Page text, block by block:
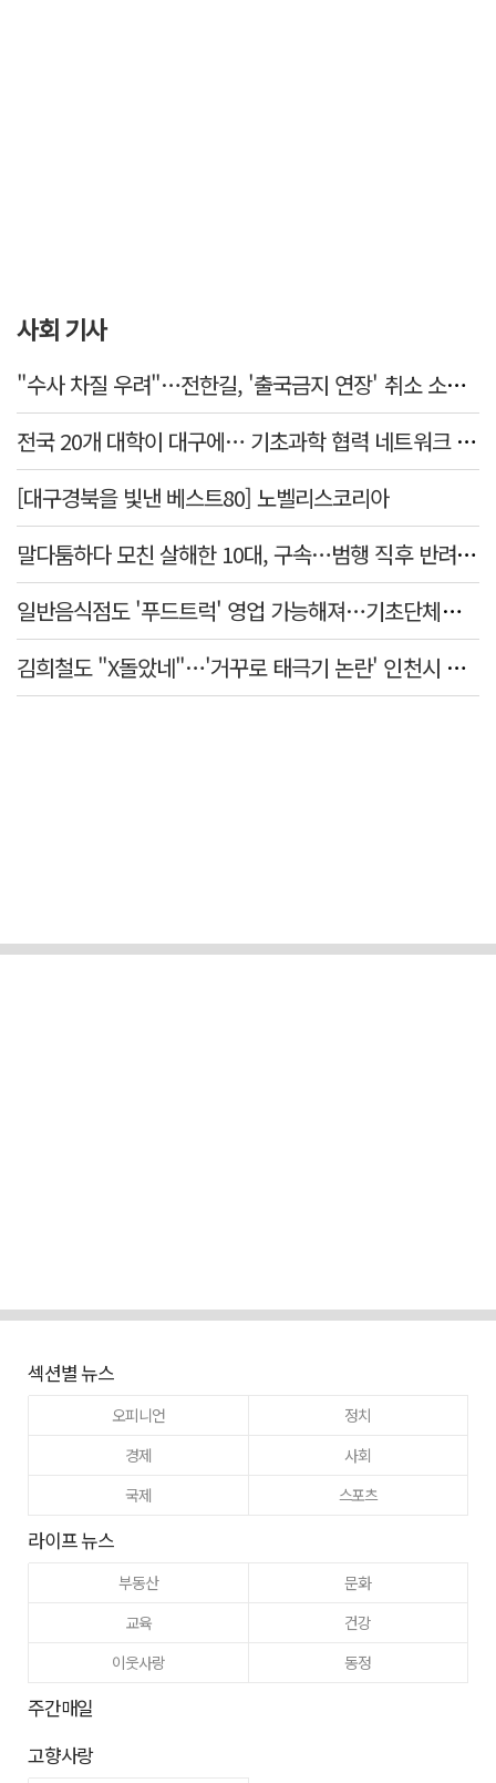
사회 기사
"수사 차질 우려"…전한길, '출국금지 연장' 취소 소송 패소
전국 20개 대학이 대구에… 기초과학 협력 네트워크 출범하다
[대구경북을 빛낸 베스트80] 노벨리스코리아
말다툼하다 모친 살해한 10대, 구속…범행 직후 반려견도 죽여
일반음식점도 '푸드트럭' 영업 가능해져…기초단체별 조례 개정 움직임
김희철도 "X돌았네"…'거꾸로 태극기 논란' 인천시 현수막, 이틀 만에 철거
섹션별 뉴스
오피니언
정치
경제
사회
국제
스포츠
라이프 뉴스
부동산
문화
교육
건강
이웃사랑
동정
주간매일
고향사랑